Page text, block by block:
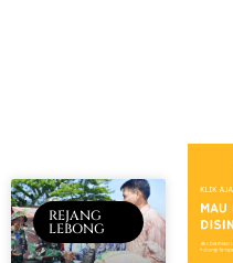
REJANG
LEBONG